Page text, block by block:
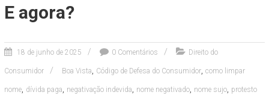
E agora?
18 de junho de 2025 0 Comentários Direito do
Consumidor Boa Vista, Código de Defesa do Consumidor, como limpar
nome, dívida paga, negativação indevida, nome negativado, nome sujo, protesto